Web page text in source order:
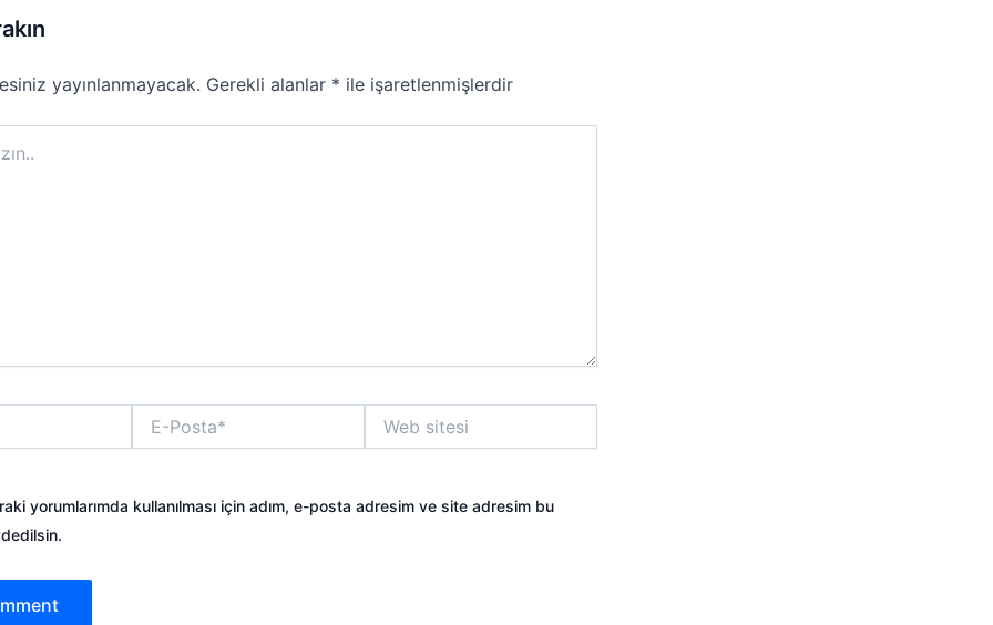
yayınlanmayacak. Gerekli alanlar * ile işaretlenmişlerdir
Posta*
sitesi
yorumlarımda kullanılması için adım, e-posta adresim ve site adresim bu